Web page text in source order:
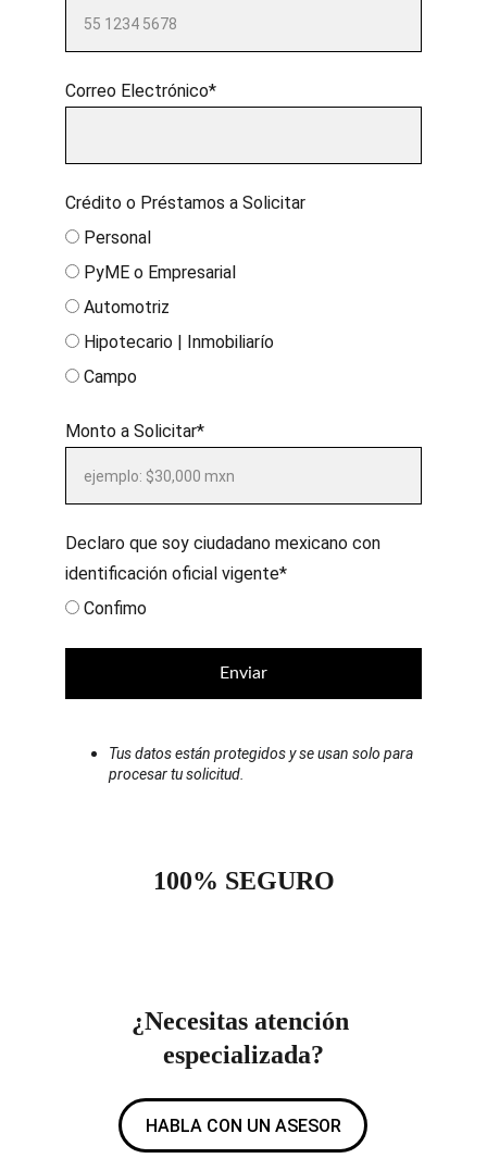
Correo Electrónico*
Crédito o Préstamos a Solicitar
Personal
PyME o Empresarial
Automotriz
Hipotecario | Inmobiliarío
Campo
Monto a Solicitar*
Declaro que soy ciudadano mexicano con
identificación oficial vigente*
Confimo
Enviar
Tus datos están protegidos y se usan solo para
procesar tu solicitud.
100% SEGURO
HABLA CON UN ASESOR
¿Necesitas atención
especializada?